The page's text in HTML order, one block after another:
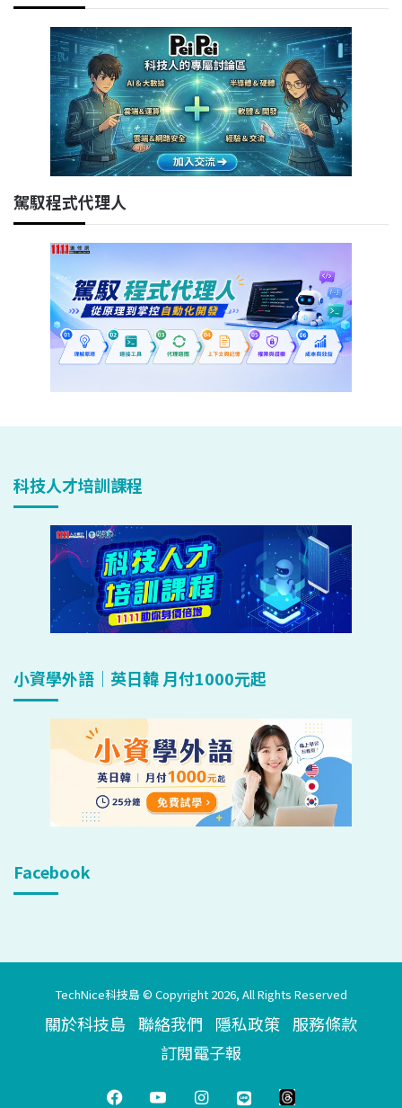
駕馭程式代理人
科技人才培訓課程
小資學外語｜英日韓 月付1000元起
Facebook
TechNice科技島 © Copyright 2026, All Rights Reserved
關於科技島 聯絡我們 隱私政策 服務條款
訂閱電子報